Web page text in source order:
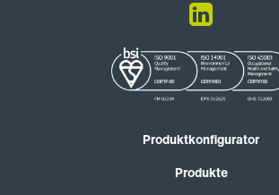
Produktkonfigurator
Produkte